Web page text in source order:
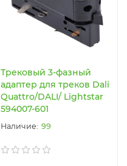
Трековый 3-фазный
адаптер для треков Dali
Quattro/DALI/ Lightstar
594007-601
99